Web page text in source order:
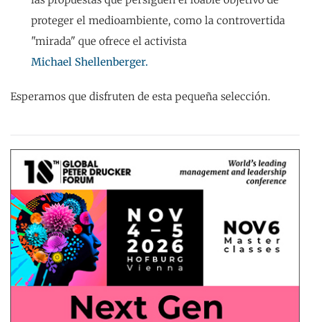
proteger el medioambiente, como la controvertida
"mirada" que ofrece el activista
Michael Shellenberger.
Esperamos que disfruten de esta pequeña selección.